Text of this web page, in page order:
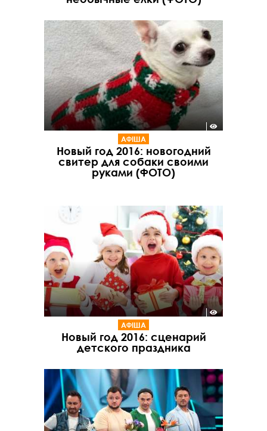
АФІША
Новый год 2016: новогодний
свитер для собаки своими
руками (ФОТО)
АФІША
Новый год 2016: сценарий
детского праздника